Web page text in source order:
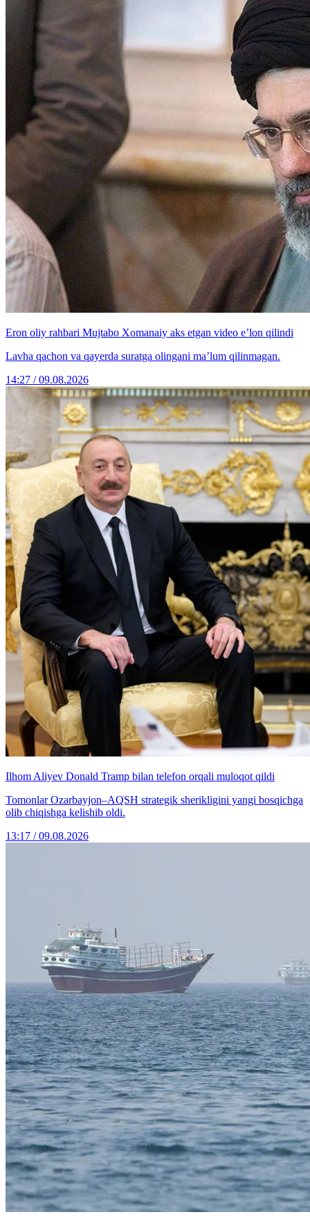
Eron oliy rahbari Mujtabo Xomanaiy aks etgan video e’lon qilindi
Lavha qachon va qayerda suratga olingani ma’lum qilinmagan.
14:27 / 09.08.2026
Ilhom Aliyev Donald Tramp bilan telefon orqali muloqot qildi
Tomonlar Ozarbayjon–AQSH strategik sherikligini yangi bosqichga
olib chiqishga kelishib oldi.
13:17 / 09.08.2026